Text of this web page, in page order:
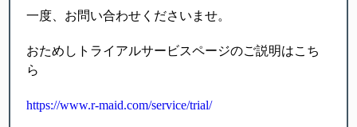
一度、お問い合わせくださいませ。
おためしトライアルサービスページのご説明はこち
ら
https://www.r-maid.com/service/trial/